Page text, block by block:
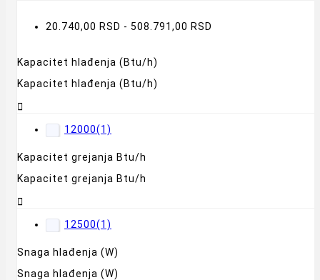
20.740,00 RSD - 508.791,00 RSD
Kapacitet hlađenja (Btu/h)
Kapacitet hlađenja (Btu/h)

12000(1)
Kapacitet grejanja Btu/h
Kapacitet grejanja Btu/h

12500(1)
Snaga hlađenja (W)
Snaga hlađenja (W)